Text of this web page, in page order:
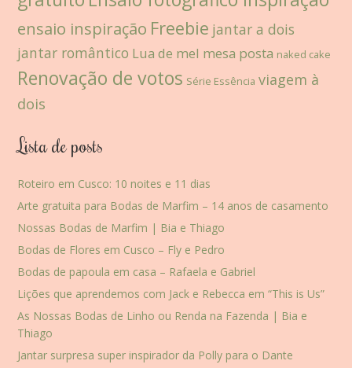
ensaio inspiração Freebie jantar a dois
jantar romântico Lua de mel mesa posta naked cake
Renovação de votos Série Essência viagem à
dois
Lista de posts
Roteiro em Cusco: 10 noites e 11 dias
Arte gratuita para Bodas de Marfim – 14 anos de casamento
Nossas Bodas de Marfim | Bia e Thiago
Bodas de Flores em Cusco – Fly e Pedro
Bodas de papoula em casa – Rafaela e Gabriel
Lições que aprendemos com Jack e Rebecca em “This is Us”
As Nossas Bodas de Linho ou Renda na Fazenda | Bia e
Thiago
Jantar surpresa super inspirador da Polly para o Dante